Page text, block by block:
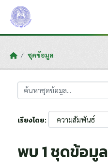
Skip to main content
ชุดข้อมูล
เรียงโดย
พบ 1 ชุดข้อมูล